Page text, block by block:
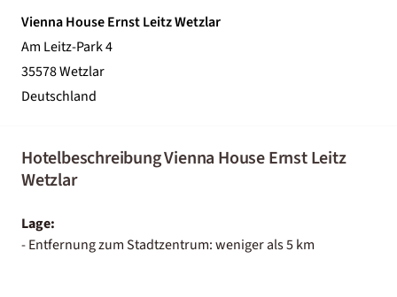
Vienna House Ernst Leitz Wetzlar
Am Leitz-Park 4
35578 Wetzlar
Deutschland
Hotelbeschreibung Vienna House Ernst Leitz
Wetzlar
Lage:
- Entfernung zum Stadtzentrum: weniger als 5 km